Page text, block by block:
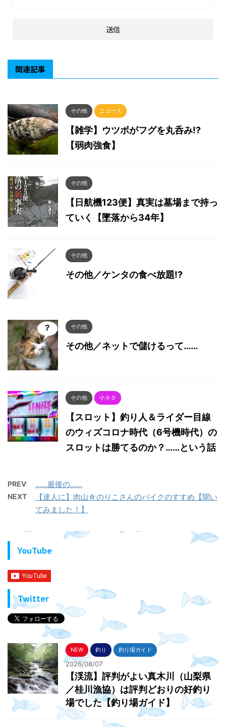
関連記事
その他 ニュース
【雑学】ウツボがフグを丸呑み!?
【弱肉強食】
その他
【日航機123便】真実は墓場まで持っ
ていく【墜落から34年】
その他
その他／ケンタの食べ放題!?
その他
その他／ネットで儲けるって……
その他 小ネタ
【スロット】釣り人＆ライダー目線
のウィズコロナ時代（6号機時代）の
スロットは勝てるのか？……という話
PREV ……最後の……
NEXT
【達人に】肉山☆のりこさんのバイクのすすめ【聞い
てみました！】
YouTube
Twitter
NEW 釣り 釣り場ガイド
2026/08/07
【渓流】評判がよい真木川（山梨県
／桂川漁協）は評判どおりの好釣り
場でした【釣り場ガイド】